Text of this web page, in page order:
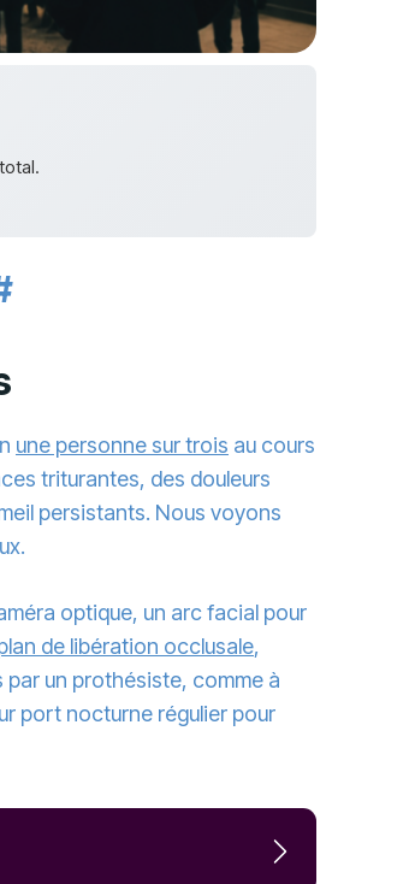
une personne sur trois au cours
triturantes, des douleurs
persistants. Nous voyons
optique, un arc facial pour
de libération occlusale,
par un prothésiste, comme à
port nocturne régulier pour